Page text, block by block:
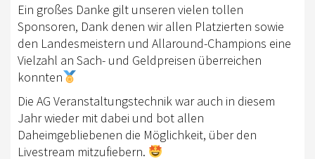
IMAGEFILM
SATZUNG/BEITRAGSORDNUNG
PROTOKOLLE JHV
TURNIERSPORT
TURNIERKALENDER
BW-CUPSERIE
Ein großes Danke gilt unseren vielen tollen
Sponsoren, Dank denen wir allen Platzierten sowie
den Landesmeistern und Allaround-Champions eine
Vielzahl an Sach- und Geldpreisen überreichen
konnten
Die AG Veranstaltungstechnik war auch in diesem
Jahr wieder mit dabei und bot allen
Daheimgebliebenen die Möglichkeit, über den
Livestream mitzufiebern.